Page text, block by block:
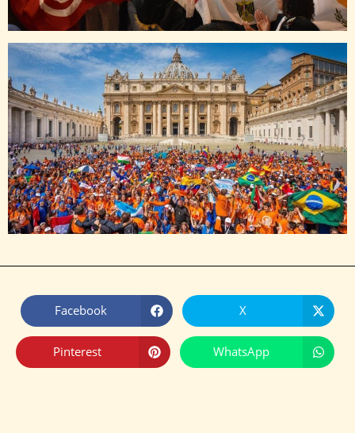
X
Facebook
WhatsApp
Pinterest